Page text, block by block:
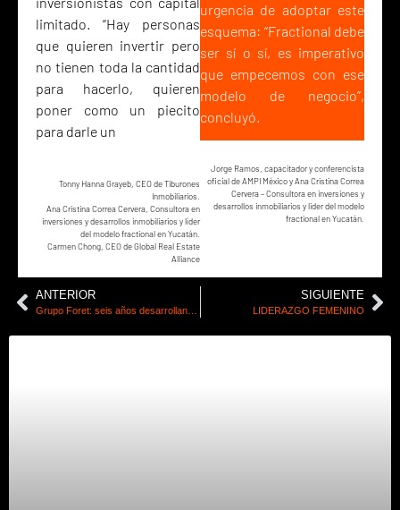
limitado. “Hay personas
que quieren invertir pero
no tienen toda la cantidad
para hacerlo, quieren
poner como un piecito
para darle un
Tonny Hanna Grayeb, CEO de Tiburones
Inmobiliarios.
Ana Cristina Correa Cervera, Consultora en
inversiones y desarrollos inmobiliarios y líder
del modelo fractional en Yucatán.
Carmen Chong, CEO de Global Real Estate
Alliance
urgencia de adoptar este
esquema: “Fractional debe
ser sí o sí, es imperativo
que empecemos con ese
modelo de negocio”,
concluyó.
Jorge Ramos, capacitador y conferencista
oficial de AMPI México y Ana Cristina Correa
Cervera – Consultora en inversiones y
desarrollos inmobiliarios y lider del modelo
fractional en Yucatán.
ANTERIOR SIGUIENTE
LIDERAZGO FEMENINO